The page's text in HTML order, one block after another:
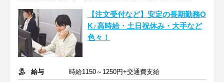
【注文受付など】安定の長期勤務O
K♪高時給・土日祝休み・大手など
色々！
給与
時給1150～1250円+交通費支給